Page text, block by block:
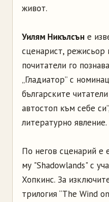
живот.
Уилям Никълсън е
сценарист,
почитатели го
„Гладиатор” с
българските
автостоп към себе
литературно явление.
По негов сценарий е
му "Shadowlands" с
Хопкинс. За
трилогия “The Wind